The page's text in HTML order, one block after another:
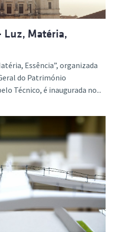
Luz, Matéria,
Essência”, organizada
do Património
Técnico, é inaugurada no...